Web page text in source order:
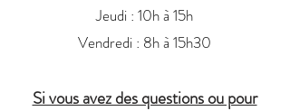
Jeudi : 10h à 15h
Vendredi : 8h à 15h30
Si vous avez des questions ou pour